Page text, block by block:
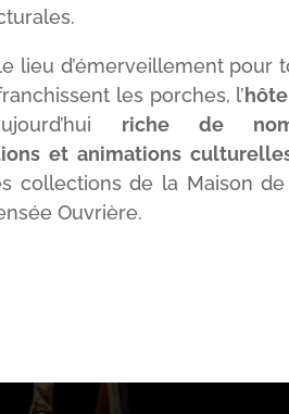
lieu d’émerveillement pour
les porches, l’
riche de
et animations
collections de la Maison de
Ouvrière.